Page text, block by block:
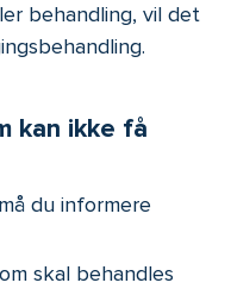
behandling, vil det
kan ikke få
du informere
skal behandles